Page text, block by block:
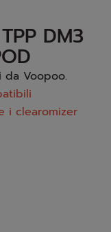
DM3
Voopoo.
i clearomizer